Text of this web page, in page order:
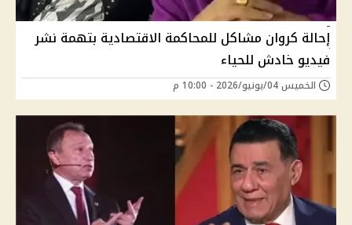
إحالة كروان مشاكل للمحاكمة الاقتصادية بتهمة نشر
فيديو خادش للحياء
الخميس 04/يونيو/2026 - 10:00 م